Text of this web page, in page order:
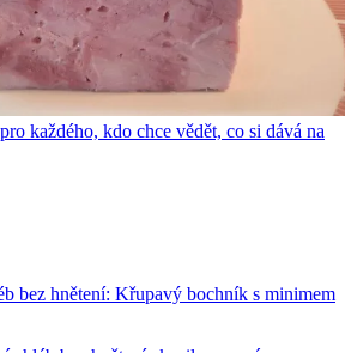
každého, kdo chce vědět, co si dává na
bez hnětení: Křupavý bochník s minimem